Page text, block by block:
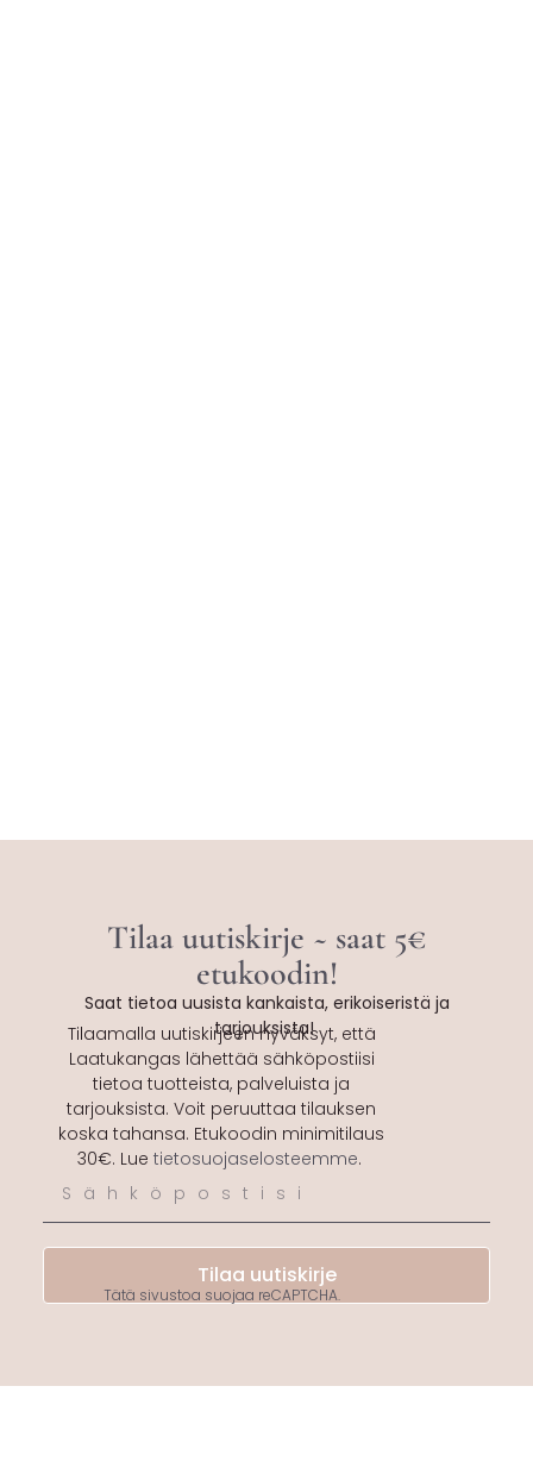
Tilaa uutiskirje ~ saat 5€
etukoodin!
Saat tietoa uusista kankaista, erikoiseristä ja
tarjouksista!
Tilaamalla uutiskirjeen hyväksyt, että
Laatukangas lähettää sähköpostiisi
tietoa tuotteista, palveluista ja
tarjouksista. Voit peruuttaa tilauksen
koska tahansa. Etukoodin minimitilaus
30€. Lue tietosuojaselosteemme.
Tilaa uutiskirje
Tätä sivustoa suojaa reCAPTCHA.